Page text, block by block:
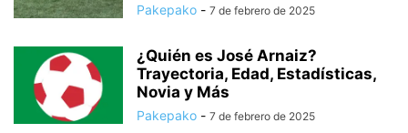
Pakepako - 7 de febrero de 2025
¿Quién es José Arnaiz?
Trayectoria, Edad, Estadísticas,
Novia y Más
Pakepako - 7 de febrero de 2025